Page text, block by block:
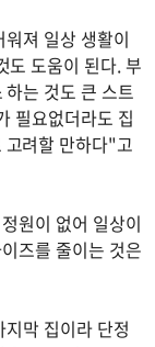
져 일상 생활이
도 도움이 된다. 부
는 것도 큰 스트
필요없더라도 집
고려할 만하다"고
원이 없어 일상이
즈를 줄이는 것은
막 집이라 단정